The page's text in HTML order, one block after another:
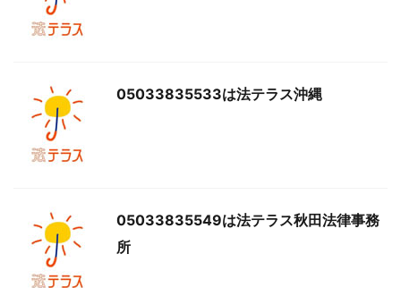
05033835533は法テラス沖縄
05033835549は法テラス秋田法律事務
所